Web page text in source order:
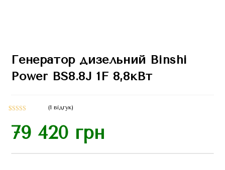
Генератор дизельний Binshi
Power BS8.8J 1F 8,8кВт
5.00з 5 на
основі
покупця
(1 відгук)
79 420 грн